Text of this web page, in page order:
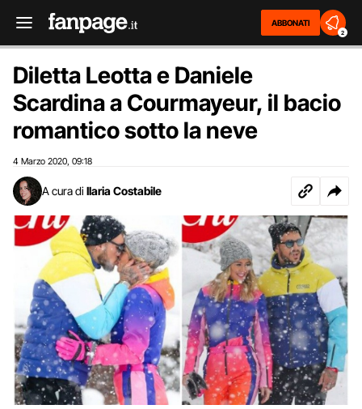
ABBONATI
2
Diletta Leotta e Daniele
Scardina a Courmayeur, il bacio
romantico sotto la neve
4 Marzo 2020 09:18
A cura di Ilaria Costabile